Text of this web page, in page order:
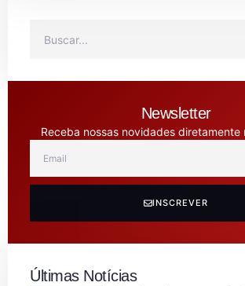
Newsletter
Receba nossas novidades diretamente
INSCREVER
Últimas Notícias